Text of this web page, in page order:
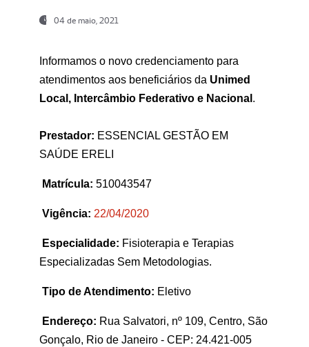
04 de maio, 2021
Informamos o novo credenciamento para
atendimentos aos beneficiários da Unimed
Local, Intercâmbio Federativo e Nacional .
Prestador: ESSENCIAL GESTÃO EM
SAÚDE ERELI
Matrícula: 510043547
Vigência: 22/04/2020
Especialidade: Fisioterapia e Terapias
Especializadas Sem Metodologias.
Tipo de Atendimento: Eletivo
Endereço: Rua Salvatori, nº 109, Centro, São
Gonçalo, Rio de Janeiro - CEP: 24.421-005